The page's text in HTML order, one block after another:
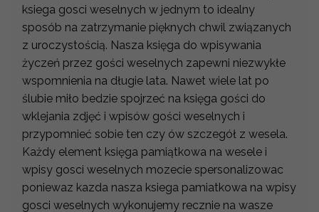
ksiega gosci weselnych w jednym to idealny
sposób na zatrzymanie pięknych chwil związanych
z uroczystością. Nasza księga do wpisywania
życzeń przez gości weselnych zapewni niezwykłe
wspomnienia na długie lata. Nawet wiele lat po
ślubie miło bedzie spojrzeć na księga gości do
wklejania zdjęć i wpisów gości weselnych i
przypomnieć sobie ten czy ów szczegół z wesela.
Każdy element księga pamiątkowa na wesele i
wpisy gosci weselnych mozecie spersonalizowac
poniewaz kazda nasza ksiega pamiatkowa na wpisy
gosci weselnych wykonujemy recznie na wasze